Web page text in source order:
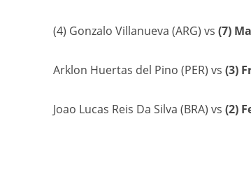
(4) Gonzalo Villanueva (ARG) vs (7)
Arklon Huertas del Pino (PER) vs (3)
Joao Lucas Reis Da Silva (BRA) vs (2)